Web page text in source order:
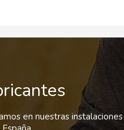
en nuestras instalaciones